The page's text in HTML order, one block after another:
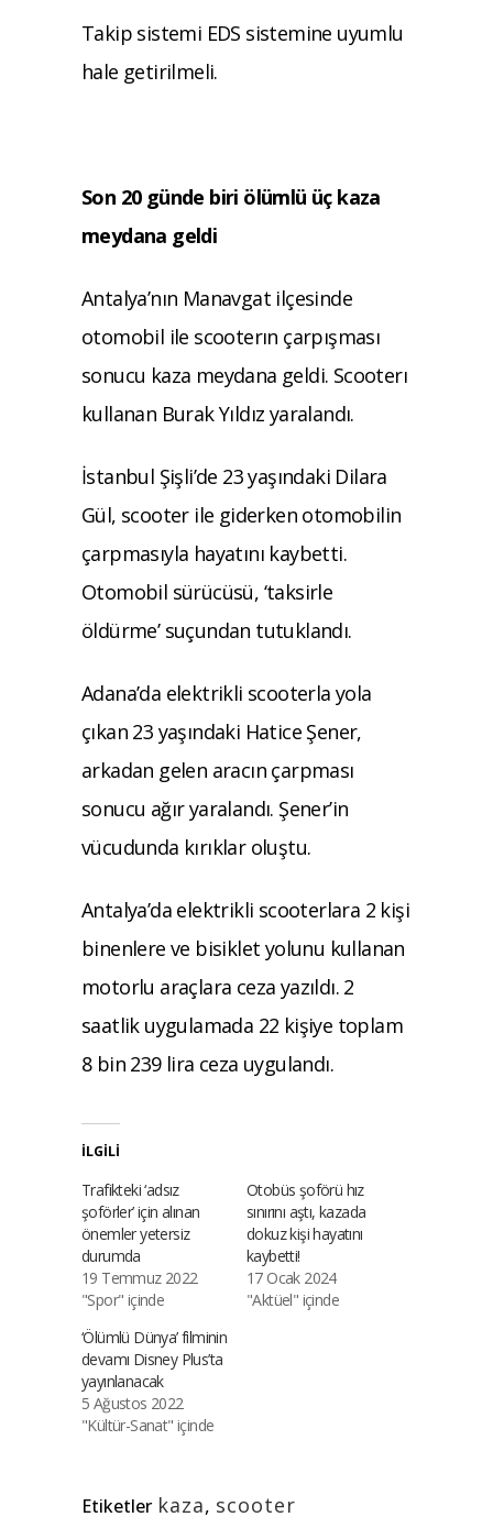
Takip sistemi EDS sistemine uyumlu
hale getirilmeli.
Son 20 günde biri ölümlü üç kaza
meydana geldi
Antalya’nın Manavgat ilçesinde
otomobil ile scooterın çarpışması
sonucu kaza meydana geldi. Scooterı
kullanan Burak Yıldız yaralandı.
İstanbul Şişli’de 23 yaşındaki Dilara
Gül, scooter ile giderken otomobilin
çarpmasıyla hayatını kaybetti.
Otomobil sürücüsü, ‘taksirle
öldürme’ suçundan tutuklandı.
Adana’da elektrikli scooterla yola
çıkan 23 yaşındaki Hatice Şener,
arkadan gelen aracın çarpması
sonucu ağır yaralandı. Şener’in
vücudunda kırıklar oluştu.
Antalya’da elektrikli scooterlara 2 kişi
binenlere ve bisiklet yolunu kullanan
motorlu araçlara ceza yazıldı. 2
saatlik uygulamada 22 kişiye toplam
8 bin 239 lira ceza uygulandı.
İLGILI
Trafikteki ‘adsız
şoförler’ için alınan
önemler yetersiz
durumda
19 Temmuz 2022
"Spor" içinde
Otobüs şoförü hız
sınırını aştı, kazada
dokuz kişi hayatını
kaybetti!
17 Ocak 2024
"Aktüel" içinde
‘Ölümlü Dünya’ filminin
devamı Disney Plus’ta
yayınlanacak
5 Ağustos 2022
"Kültür-Sanat" içinde
Etiketler kaza, scooter